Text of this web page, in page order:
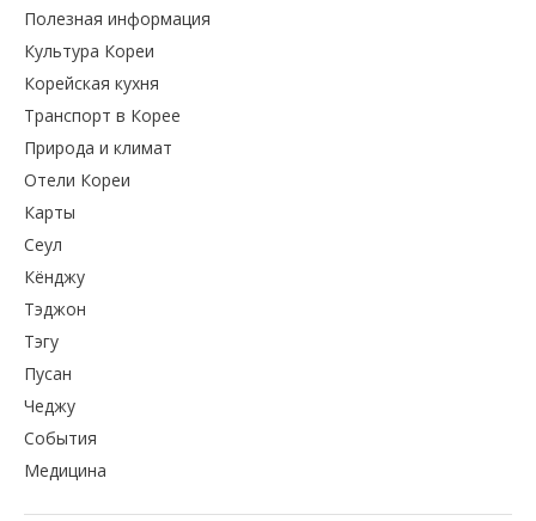
Полезная информация
Культура Кореи
Корейская кухня
Транспорт в Корее
Природа и климат
Отели Кореи
Карты
Сеул
Кёнджу
Тэджон
Тэгу
Пусан
Чеджу
События
Медицина